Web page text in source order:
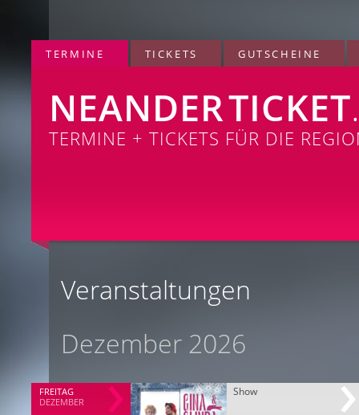
TERMINE TICKETS GUTSCHEINE
NEANDERTICKET
TERMINE + TICKETS FÜR DIE
Veranstaltungen
Dezember 2026
FREITAG
DEZEMBER
Show